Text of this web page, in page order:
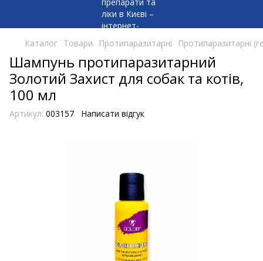
Каталог Товари Протипаразитарні Протипаразитарні
Шампунь протипаразитарний
Золотий Захист для собак та котів,
100 мл
Артикул: 003157 Написати відгук